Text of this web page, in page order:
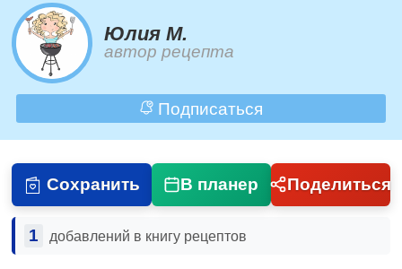
Юлия М.
автор рецепта
Подписаться
Сохранить В планер Поделиться
1 добавлений в книгу рецептов